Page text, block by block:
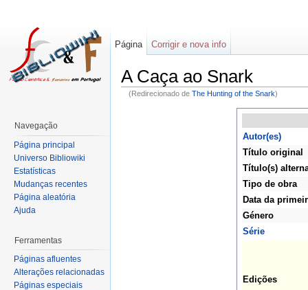
A Caça ao Snark
(Redirecionado de The Hunting of the Snark)
Autor(es)
Título original
Título(s)
Tipo de obra
Data da
Género
Série
Edições
Página Corrigir e nova info
Navegação
Página principal
Universo Bibliowiki
Estatísticas
Mudanças recentes
Página aleatória
Ajuda
Ferramentas
Páginas afluentes
Alterações relacionadas
Páginas especiais